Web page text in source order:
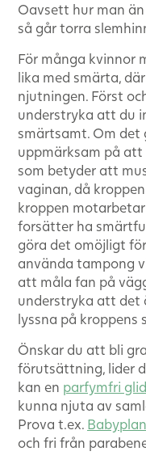
Oavsett hur man
så går torra
För många kvinnor
lika med smärta,
njutningen. Först
understryka att du
smärtsamt. Om det
uppmärksam på
som betyder att
vaginan, då
kroppen
forsätter ha
göra det omöjligt
använda tampong
att måla fan på
understryka att det
lyssna på kroppens
Önskar du att bli
förutsättning, lider
kan en parfymfri
kunna njuta av
Prova t.ex.
och fri från